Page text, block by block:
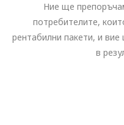
Ние ще
потребителите,
рентабилни пакети, и
в